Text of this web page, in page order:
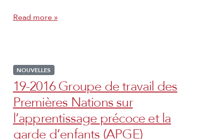
Read more »
NOUVELLES
19-2016 Groupe de travail des
Premières Nations sur
l’apprentissage précoce et la
garde d’enfants (APGE)